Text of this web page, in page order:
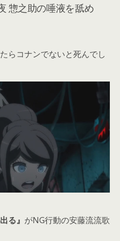
惣之助の唾液を舐め
らコナンでないと死んでし
る』 がNG行動の安藤流流歌